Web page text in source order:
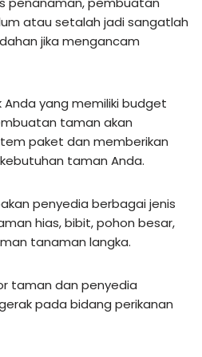
atau setalah jadi sangatlah
jika mengancam
Anda yang memiliki budget
taman akan
paket dan memberikan
taman Anda.
penyedia berbagai jenis
hias, bibit, pohon besar,
tanaman langka.
taman dan penyedia
pada bidang perikanan